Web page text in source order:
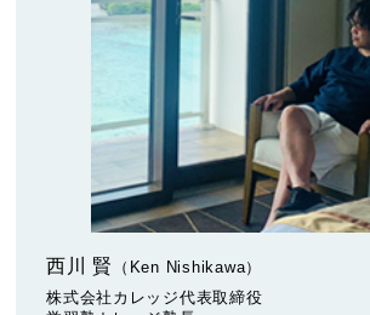
西川 賢
（Ken Nishikawa）
株式会社カレッジ代表取締役